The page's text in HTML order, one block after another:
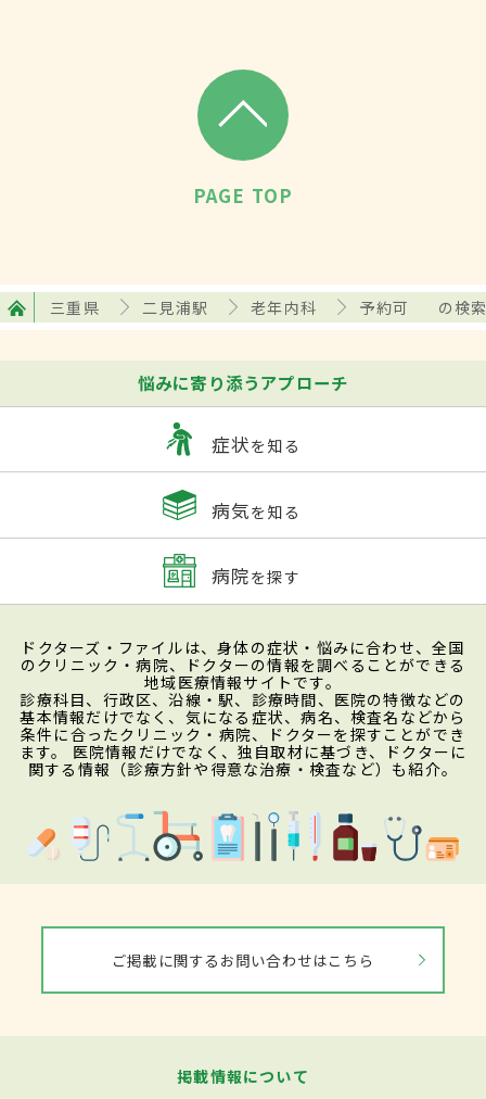
PAGE TOP
三重県 二見浦駅 老年内科 予約可 の検
悩みに寄り添うアプローチ
症状を知る
病気を知る
病院を探す
ドクターズ・ファイルは、身体の症状・悩みに合わせ、全国
のクリニック・病院、ドクターの情報を調べることができる
地域医療情報サイトです。
診療科目、行政区、沿線・駅、診療時間、医院の特徴などの
基本情報だけでなく、気になる症状、病名、検査名などから
条件に合ったクリニック・病院、ドクターを探すことができ
ます。 医院情報だけでなく、独自取材に基づき、ドクターに
関する情報（診療方針や得意な治療・検査など）も紹介。
ご掲載に関するお問い合わせはこちら
掲載情報について